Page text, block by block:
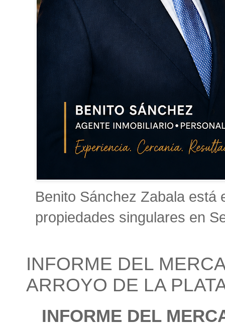
Benito Sánchez Zabala
propiedades singulares en
INFORME DEL
ARROYO DE LA
INFORME DEL